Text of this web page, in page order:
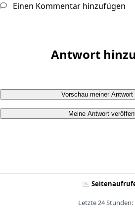
Einen Kommentar hinzufügen
Antwort
Vorschau meiner Antwort
Meine Antwort
Letzte 24 Stunden: